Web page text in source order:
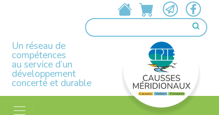
Un réseau de
compétences
au service d’un
développement
concerté et durable